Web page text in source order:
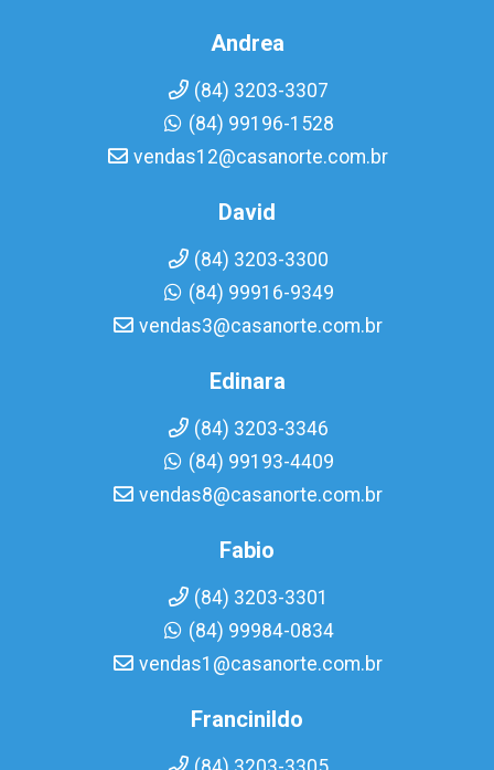
Andrea
(84) 3203-3307
(84) 99196-1528
vendas12@casanorte.com.br
David
(84) 3203-3300
(84) 99916-9349
vendas3@casanorte.com.br
Edinara
(84) 3203-3346
(84) 99193-4409
vendas8@casanorte.com.br
Fabio
(84) 3203-3301
(84) 99984-0834
vendas1@casanorte.com.br
Francinildo